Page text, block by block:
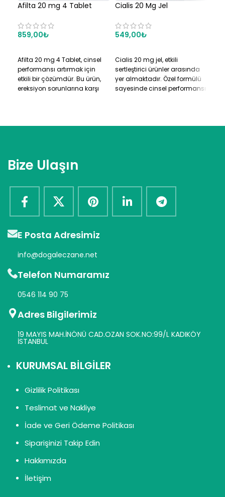
Afilta 20 mg 4 Tablet
859,00₺
Afilta 20 mg 4 Tablet, cinsel
performansı artırmak için
etkili bir çözümdür. Bu ürün,
ereksiyon sorunlarına karşı
üründür. Performans arttırıcı
deneyimlerinizi daha keyifli
hale getirmenize yardımcı
Cialis 20 Mg Jel
549,00₺
Cialis 20 mg jel, etkili
sertleştirici ürünler arasında
yer almaktadır. Özel formülü
sayesinde cinsel performansı
erkeklerin cinsel yaşamlarını
Bize Ulaşın
E Posta Adresimiz
info@dogaleczane.net
Telefon Numaramız
0546 114 90 75
Adres Bilgilerimiz
19 MAYIS MAH.İNÖNÜ CAD.OZAN SOK.NO:99/L KADIKÖY
İSTANBUL
KURUMSAL BİLGİLER
Gizlilik Politikası
Teslimat ve Nakliye
İade ve Geri Ödeme Politikası
Siparişinizi Takip Edin
Hakkımızda
İletişim